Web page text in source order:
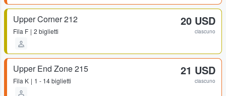
Upper Corner 212
Fila F 2 biglietti
20 USD
ciascuno
Upper End Zone 215
Fila K 1 - 14 biglietti
21 USD
ciascuno